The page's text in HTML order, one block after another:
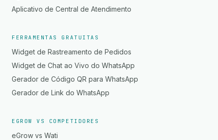
Aplicativo de Central de Atendimento
FERRAMENTAS GRATUITAS
Widget de Rastreamento de Pedidos
Widget de Chat ao Vivo do WhatsApp
Gerador de Código QR para WhatsApp
Gerador de Link do WhatsApp
EGROW VS COMPETIDORES
eGrow vs Wati